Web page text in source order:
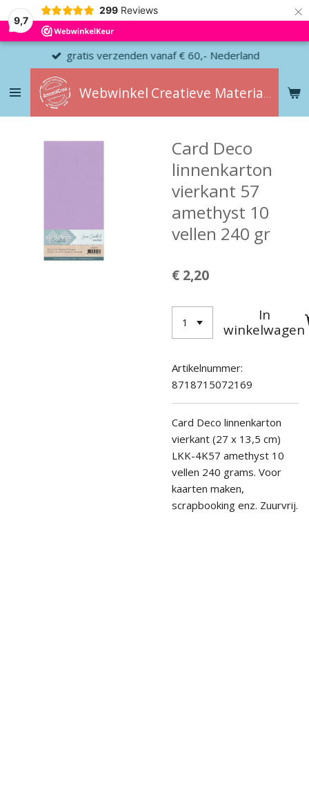
9,7
299 Reviews ×
Webwinkel Creatieve Materialen
gratis verzenden vanaf € 60,- Nederland
Card Deco
linnenkarton
vierkant 57
amethyst 10
vellen 240 gr
€ 2,20
In
winkelwagen
Artikelnummer:
8718715072169
Card Deco linnenkarton
vierkant (27 x 13,5 cm)
LKK-4K57 amethyst 10
vellen 240 grams. Voor
kaarten maken,
scrapbooking enz. Zuurvrij.